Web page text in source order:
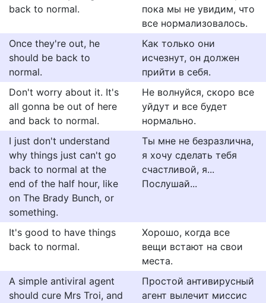
back to normal.
пока мы не увидим, что
все нормализовалось.
Once they're out, he
should be back to
normal.
Как только они
исчезнут, он должен
прийти в себя.
Don't worry about it. It's
all gonna be out of here
and back to normal.
Не волнуйся, скоро все
уйдут и все будет
нормально.
I just don't understand
why things just can't go
back to normal at the
end of the half hour, like
on The Brady Bunch, or
something.
Ты мне не безразлична,
я хочу сделать тебя
счастливой, я...
Послушай...
It's good to have things
back to normal.
Хорошо, когда все
вещи встают на свои
места.
A simple antiviral agent
should cure Mrs Troi, and
Простой антивирусный
агент вылечит миссис